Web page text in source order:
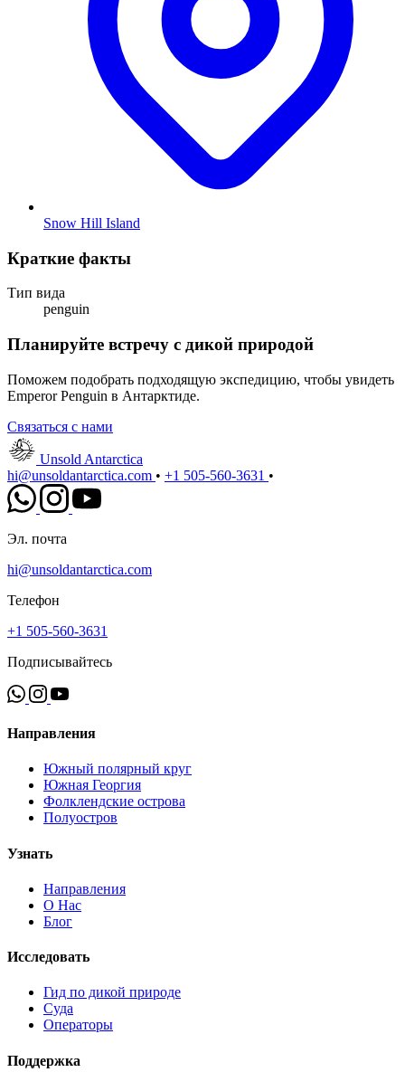
Snow Hill Island
Краткие факты
Тип вида
penguin
Планируйте встречу с дикой природой
Поможем подобрать подходящую экспедицию, чтобы увидеть
Emperor Penguin в Антарктиде.
Связаться с нами
Unsold Antarctica
hi@unsoldantarctica.com • +1 505-560-3631 •
Эл. почта
hi@unsoldantarctica.com
Телефон
+1 505-560-3631
Подписывайтесь
Направления
Южный полярный круг
Южная Георгия
Фолклендские острова
Полуостров
Узнать
Направления
О Нас
Блог
Исследовать
Гид по дикой природе
Суда
Операторы
Поддержка